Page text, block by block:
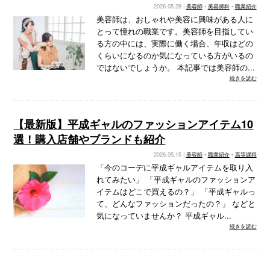
2026.05.28 | 美容師• 美容師科• 職業紹介
美容師は、おしゃれや美容に興味がある人に
とって憧れの職業です。美容師を目指してい
る方の中には、実際に働く場合、年収はどの
くらいになるのか気になっている方がいるの
ではないでしょうか。 本記事では美容師の...
続きを読む
【最新版】平成ギャルのファッションアイテム10
選！購入店舗やブランドも紹介
2026.05.15 | 美容師• 職業紹介• 高等課程
「今のコーデに平成ギャルアイテムを取り入
れてみたい」 「平成ギャルのファッションア
イテムはどこで買えるの？」 「平成ギャルっ
て、どんなファッションだったの？」 などと
気になっていませんか？ 平成ギャル...
続きを読む